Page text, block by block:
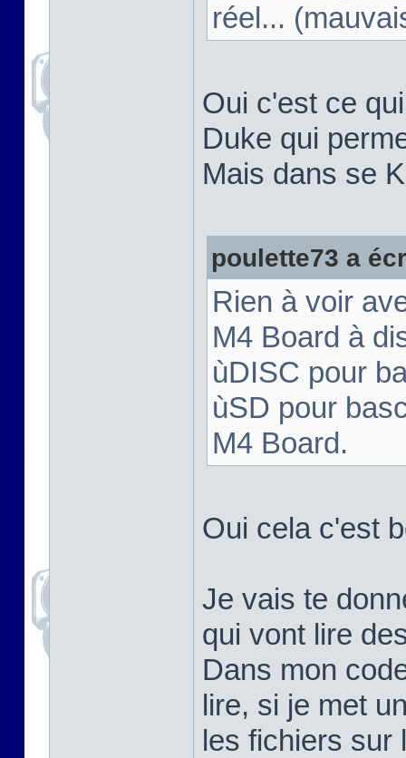
réel...
Oui c'est ce
Duke qui
Mais dans se
poulette73 a
Rien à voir
M4 Board à
ùDISC pour
ùSD pour
M4 Board.
Oui cela c'est
Je vais te
qui vont lire
Dans mon
lire, si je met
les fichiers sur